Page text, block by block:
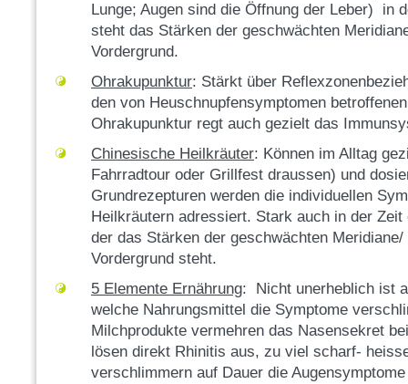
Lunge; Augen sind die Öffnung der Leber) in
steht das Stärken der geschwächten
Vordergrund.
Ohrakupunktur: Stärkt über
den von Heuschnupfensymptomen
Ohrakupunktur regt auch gezielt das
Chinesische Heilkräuter: Können im Alltag
Fahrradtour oder Grillfest draussen) und
Grundrezepturen werden die individuellen
Heilkräutern adressiert. Stark auch in der Zeit
der das Stärken der geschwächten
Vordergrund steht.
5 Elemente Ernährung: Nicht unerheblich ist
welche Nahrungsmittel die Symptome
Milchprodukte vermehren das Nasensekret
lösen direkt Rhinitis aus, zu viel scharf-
verschlimmern auf Dauer die